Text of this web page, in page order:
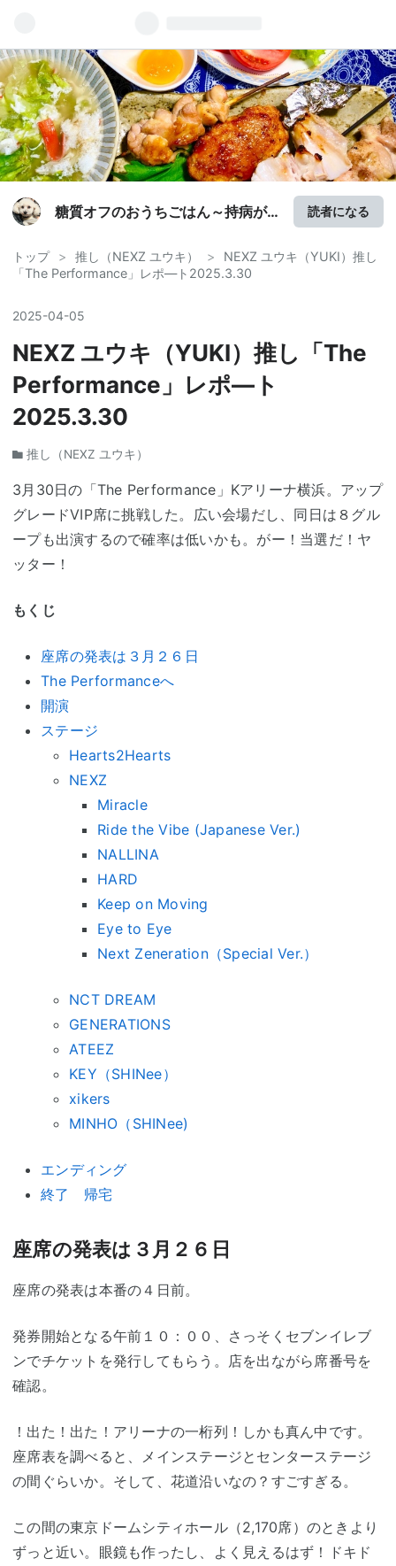
糖質オフのおうちごはん～持病が
読者になる
トップ > 推し（NEXZ ユウキ） >
NEXZ ユウキ（YUKI）推し
「The Performance」レポ―ト2025.3.30
2025-04-05
NEXZ ユウキ（YUKI）推し「The
Performance」レポ―ト
2025.3.30
推し（NEXZ ユウキ）
3月30日の「The Performance」Kアリーナ横浜。アップ
グレードVIP席に挑戦した。広い会場だし、同日は８グル
ープも出演するので確率は低いかも。がー！当選だ！ヤ
ッター！
もくじ
座席の発表は３月２６日
The Performanceへ
開演
ステージ
Hearts2Hearts
NEXZ
Miracle
Ride the Vibe (Japanese Ver.)
NALLINA
HARD
Keep on Moving
Eye to Eye
Next Zeneration（Special Ver.）
NCT DREAM
GENERATIONS
ATEEZ
KEY（SHINee）
xikers
MINHO（SHINee)
エンディング
終了 帰宅
座席の発表は３月２６日
座席の発表は本番の４日前。
発券開始となる午前１０：００、さっそくセブンイレブ
ンでチケットを発行してもらう。店を出ながら席番号を
確認。
！出た！出た！アリーナの一桁列！しかも真ん中です。
座席表を調べると、メインステージとセンターステージ
の間ぐらいか。そして、花道沿いなの？すごすぎる。
この間の東京ドームシティホール（2,170席）のときより
ずっと近い。眼鏡も作ったし、よく見えるはず！ドキド